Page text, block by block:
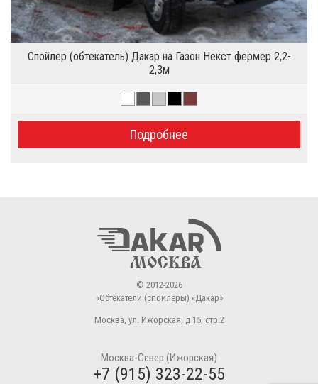
Спойлер (обтекатель) Дакар на Газон Некст фермер 2,2-
2,3м
Подробнее
© 2012-2026
«Обтекатели (спойлеры) «Дакар»
Москва ул. Ижорская, д 15, стр.2
Москва-Север (Ижорская)
+7 (915) 323-22-55